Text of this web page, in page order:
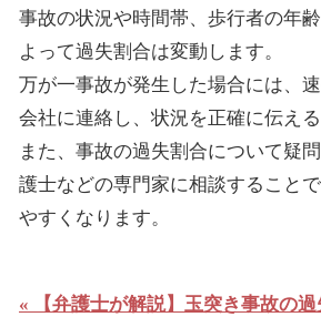
事故の状況や時間帯、歩行者の年
よって過失割合は変動します。
万が一事故が発生した場合には、
会社に連絡し、状況を正確に伝える
また、事故の過失割合について疑
護士などの専門家に相談すること
やすくなります。
« 【弁護士が解説】玉突き事故の